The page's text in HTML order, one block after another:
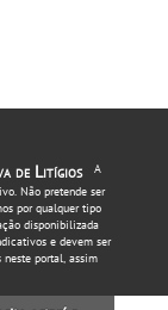
de Litígios
A
Não pretende ser
por qualquer tipo
disponibilizada
e devem ser
neste portal, assim